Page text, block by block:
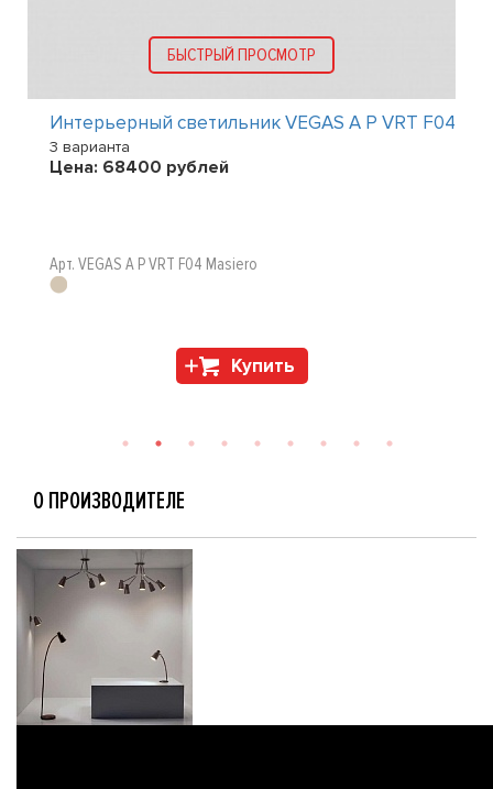
БЫСТРЫЙ ПРОСМОТР
Интерьерный светильник VEGAS A P VRT F04
3 варианта
Цена: 68400 рублей
Арт. VEGAS A P VRT F04 Masiero
Купить
О ПРОИЗВОДИТЕЛЕ